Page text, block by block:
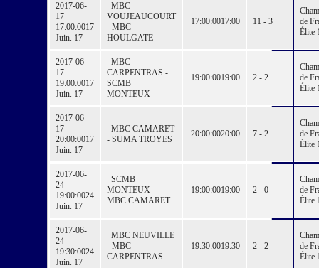
2017-06-
17
17:00:0017
Juin. 17
MBC
VOUJEAUCOURT
- MBC
HOULGATE
17:00:0017:00 11 - 3
de
Élite
2017-06-
17
19:00:0017
Juin. 17
MBC
CARPENTRAS -
SCMB
MONTEUX
19:00:0019:00 2 - 2
de
Élite
2017-06-
17
20:00:0017
Juin. 17
MBC CAMARET
- SUMA TROYES
20:00:0020:00 7 - 2
de
Élite
2017-06-
24
19:00:0024
Juin. 17
SCMB
MONTEUX -
MBC CAMARET
19:00:0019:00 2 - 0
de
Élite
2017-06-
24
19:30:0024
Juin. 17
MBC NEUVILLE
- MBC
CARPENTRAS
19:30:0019:30 2 - 2
de
Élite